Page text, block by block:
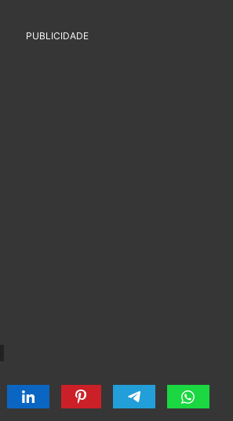
PUBLICIDADE